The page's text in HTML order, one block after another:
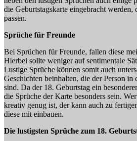
die Geburtstagskarte eingebracht werden,
passen.
Sprüche für Freunde
Bei Sprüchen für Freunde, fallen diese
Hierbei sollte weniger auf sentimentale
Lustige Sprüche können somit auch
Geschichten beinhalten, die der Person in
sind. Da der 18. Geburtstag ein
die Sprüche der Karte besonders sein.
kreativ genug ist, der kann auch zu
diese mit einbauen.
Die lustigsten Sprüche zum 18.